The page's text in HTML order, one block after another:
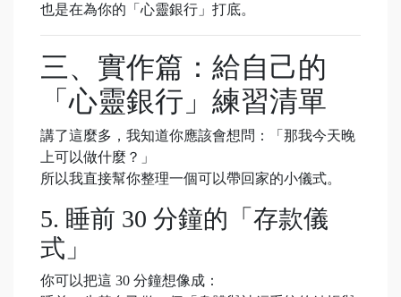
也是在為你的「心靈銀行」打底。
三、實作篇：給自己的
「心靈銀行」練習清單
講了這麼多，我知道你應該會想問：「那我今天晚
上可以做什麼？」
所以我直接幫你整理一個可以帶回家的小儀式。
5. 睡前 30 分鐘的「存款儀
式」
你可以把這 30 分鐘想像成：